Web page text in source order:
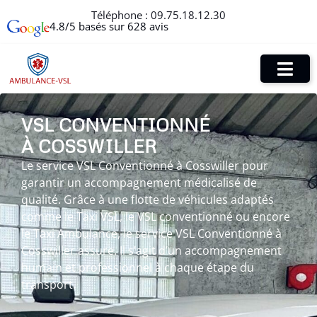
Téléphone : 09.75.18.12.30
4.8/5 basés sur 628 avis
VSL CONVENTIONNÉ
À COSSWILLER
Le service VSL Conventionné à Cosswiller pour
garantir un accompagnement médicalisé de
qualité. Grâce à une flotte de véhicules adaptés
comme le Taxi VSL, le VSL conventionné ou encore
le Taxi Ambulance, le service VSL Conventionné à
Cosswiller assure. Il s’agit d’un accompagnement
humain et professionnel à chaque étape du
transport.